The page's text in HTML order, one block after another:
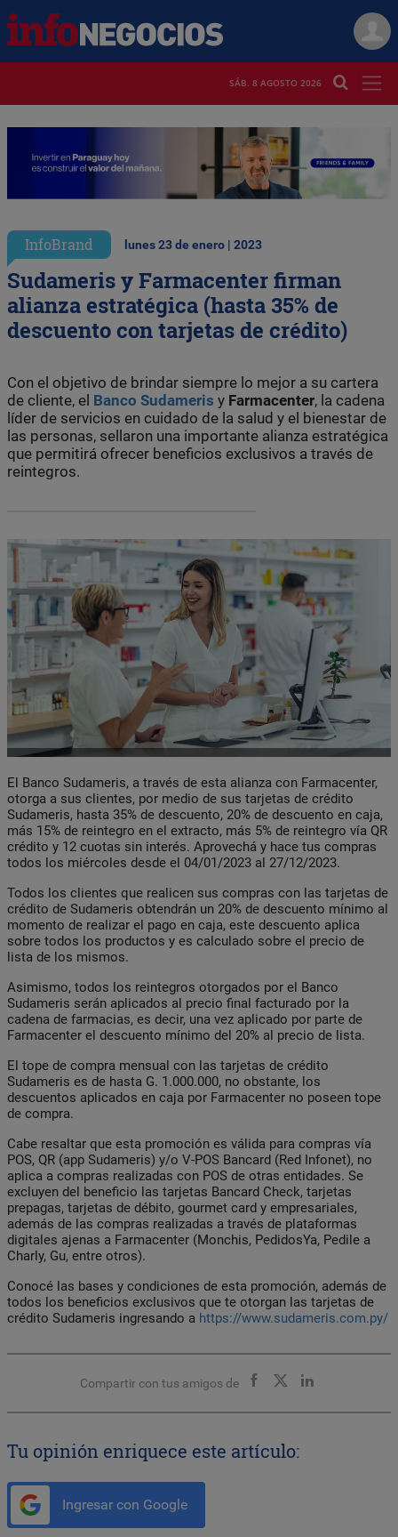
SÁB. 8 AGOSTO 2026
InfoBrand lunes 23 de enero | 2023
Sudameris y Farmacenter firman
alianza estratégica (hasta 35% de
descuento con tarjetas de crédito)
Con el objetivo de brindar siempre lo mejor a su cartera
de cliente, el Banco Sudameris y Farmacenter, la cadena
líder de servicios en cuidado de la salud y el bienestar de
las personas, sellaron una importante alianza estratégica
que permitirá ofrecer beneficios exclusivos a través de
reintegros.
El Banco Sudameris, a través de esta alianza con Farmacenter,
otorga a sus clientes, por medio de sus tarjetas de crédito
Sudameris, hasta 35% de descuento, 20% de descuento en caja,
más 15% de reintegro en el extracto, más 5% de reintegro vía QR
crédito y 12 cuotas sin interés. Aprovechá y hace tus compras
todos los miércoles desde el 04/01/2023 al 27/12/2023.
Todos los clientes que realicen sus compras con las tarjetas de
crédito de Sudameris obtendrán un 20% de descuento mínimo al
momento de realizar el pago en caja, este descuento aplica
sobre todos los productos y es calculado sobre el precio de
lista de los mismos.
Asimismo, todos los reintegros otorgados por el Banco
Sudameris serán aplicados al precio final facturado por la
cadena de farmacias, es decir, una vez aplicado por parte de
Farmacenter el descuento mínimo del 20% al precio de lista.
El tope de compra mensual con las tarjetas de crédito
Sudameris es de hasta G. 1.000.000, no obstante, los
descuentos aplicados en caja por Farmacenter no poseen tope
de compra.
Cabe resaltar que esta promoción es válida para compras vía
POS, QR (app Sudameris) y/o V-POS Bancard (Red Infonet), no
aplica a compras realizadas con POS de otras entidades. Se
excluyen del beneficio las tarjetas Bancard Check, tarjetas
prepagas, tarjetas de débito, gourmet card y empresariales,
además de las compras realizadas a través de plataformas
digitales ajenas a Farmacenter (Monchis, PedidosYa, Pedile a
Charly, Gu, entre otros).
Conocé las bases y condiciones de esta promoción, además de
todos los beneficios exclusivos que te otorgan las tarjetas de
crédito Sudameris ingresando a https://www.sudameris.com.py/
Compartir con tus amigos de
Tu opinión enriquece este artículo:
Ingresar con Google